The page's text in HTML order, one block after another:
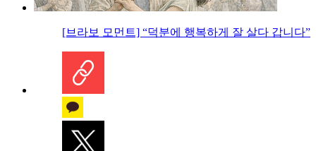
[브라보 모먼트] “덕분에 행복하게 잘 살다 갑니다”